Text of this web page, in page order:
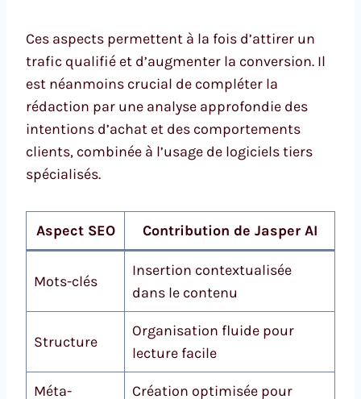
Ces aspects permettent à la fois d’attirer un
trafic qualifié et d’augmenter la conversion. Il
est néanmoins crucial de compléter la
rédaction par une analyse approfondie des
intentions d’achat et des comportements
clients, combinée à l’usage de logiciels tiers
spécialisés.
Aspect SEO Contribution de Jasper AI
Mots-clés
Insertion contextualisée
dans le contenu
Structure
Organisation fluide pour
lecture facile
Méta-
Création optimisée pour